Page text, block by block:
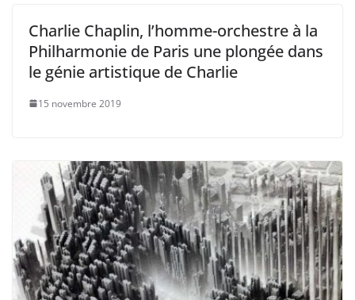
Charlie Chaplin, l’homme-orchestre à la
Philharmonie de Paris une plongée dans
le génie artistique de Charlie
15 novembre 2019